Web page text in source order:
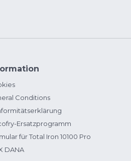
Conditions
Ersatzprogramm
für Total Iron 10100 Pro
DANA